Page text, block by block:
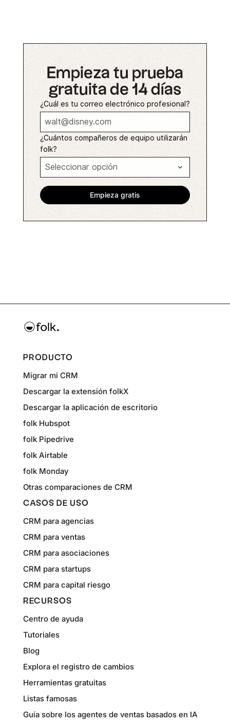
Empieza tu prueba
gratuita de 14 días
¿Cuál es tu correo electrónico profesional?
¿Cuántos compañeros de equipo utilizarán
folk?
PRODUCTO
Migrar mi CRM
Descargar la extensión folkX
Descargar la aplicación de escritorio
folk Hubspot
folk Pipedrive
folk Airtable
folk Monday
Otras comparaciones de CRM
CASOS DE USO
CRM para agencias
CRM para ventas
CRM para asociaciones
CRM para startups
CRM para capital riesgo
RECURSOS
Centro de ayuda
Tutoriales
Blog
Explora el registro de cambios
Herramientas gratuitas
Listas famosas
Guía sobre los agentes de ventas basados en IA